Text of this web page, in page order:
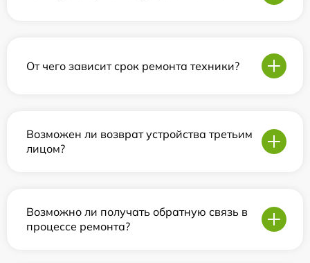
От чего зависит срок ремонта техники?
Возможен ли возврат устройства третьим
лицом?
Возможно ли получать обратную связь в
процессе ремонта?